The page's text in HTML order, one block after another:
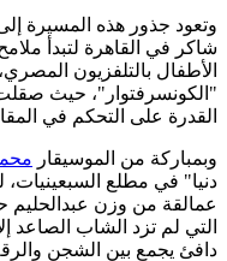
شاكر في القاهرة لتبدأ
الأطفال بالتلفزيون
"الكونسرفتوار"، حيث صقلت
القدرة على التحكم في
وبمباركة من الموسيقار
دنيا" في مطلع
عمالقة من وزن عبدالحليم
التي لم تزد الشاب
دافئ يجمع بين الشجن